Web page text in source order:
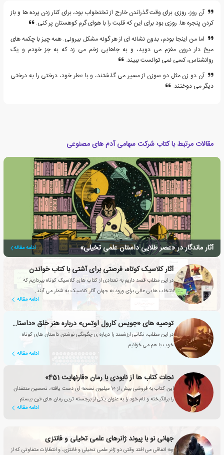
آن روز، روزی برای وقت گذراندن خارج از تختخواب بود، برای کنار زدن پرده ها و باز
کردن پنجره ها. روزی بود برای این که قلبت را با هوای گرم کوهستان پر کنی.
اما من اینجا بودم، بدون نشانه ای از هر گونه مشکل بیرونی. همه چیز با چکمه های
میخ دار درون مغزم می دوید، و به جاهایی زخم می زد که به جز خودم و یک
روانشناس، کسی نمی توانست ببیند.
آن دو زن مثل دو سوزن از مسیر می گذشتند، و با عطر خود، درختی را به درختی
دیگر می دوختند.
مقالات مرتبط با کتاب شرکت سهامی آدم های مصنوعی
آثار ماندگار در «عصر طلایی داستان علمی تخیلی» ادامه مقاله
آثار کلاسیک کوتاه، فرصتی برای آشتی با کتاب خواندن
در این مطلب قصد داریم به تعدادی از کتاب های کلاسیک کوتاه بپردازیم که
انتخاب هایی عالی برای ورود به جهان آثار کلاسیک به شمار می آیند.
ادامه مقاله
توصیه های «جویس کارول اوتس» درباره هنر خلق «داستان کوتاه»
در این مطلب، نکاتی ارزشمند را درباره ی چگونگی نوشتن داستان های کوتاه
خوب با هم می خوانیم
ادامه مقاله
نجات کتاب ها از نابودی با رمان «فارنهایت 451»
این کتاب به فروشی بیش از 10 میلیون نسخه ای دست یافته، تحسین منتقدان
را برانگیخته و نام خود را به عنوان یکی از برجسته ترین رمان های قرن بیستم
ادامه مقاله
جهانی نو با پیوند ژانرهای علمی تخیلی و فانتزی
چه اتفاقی می افتد وقتی دو ژانر علمی تخیلی و فانتزی، و انتظارات متفاوتی که از